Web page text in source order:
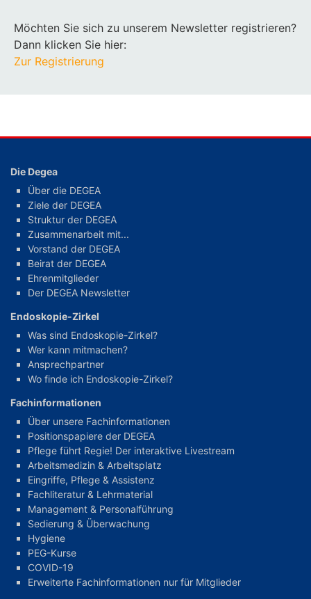
Möchten Sie sich zu unserem Newsletter registrieren?
Dann klicken Sie hier:
Zur Registrierung
Die Degea
Über die DEGEA
Ziele der DEGEA
Struktur der DEGEA
Zusammenarbeit mit...
Vorstand der DEGEA
Beirat der DEGEA
Ehrenmitglieder
Der DEGEA Newsletter
Endoskopie-Zirkel
Was sind Endoskopie-Zirkel?
Wer kann mitmachen?
Ansprechpartner
Wo finde ich Endoskopie-Zirkel?
Fachinformationen
Über unsere Fachinformationen
Positionspapiere der DEGEA
Pflege führt Regie! Der interaktive Livestream
Arbeitsmedizin & Arbeitsplatz
Eingriffe, Pflege & Assistenz
Fachliteratur & Lehrmaterial
Management & Personalführung
Sedierung & Überwachung
Hygiene
PEG-Kurse
COVID-19
Erweiterte Fachinformationen nur für Mitglieder